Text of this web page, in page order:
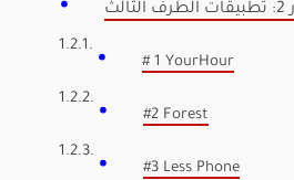
# 1 YourHour
#2 Forest
#3 Less Phone